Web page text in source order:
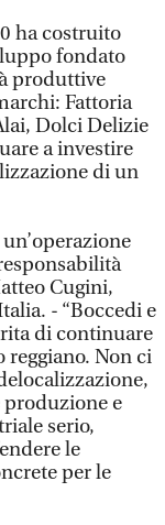
ha costruito
fondato
produttive
Fattoria
Dolci Delizie
a investire
di un
Cugini,
- “Boccedi e
di continuare
Non ci
produzione e
serio,
le
per le